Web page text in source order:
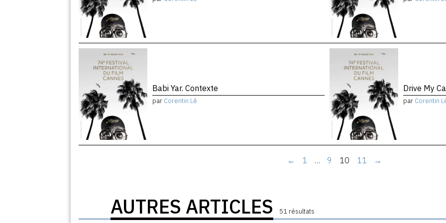
Babi Yar. Contexte
par Corentin Lê
Drive My
par Corentin
← 1 … 9 10 11 →
AUTRES ARTICLES 51 résultats